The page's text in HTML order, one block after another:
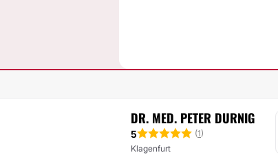
DR. MED. PETER DURNIG
5 (1)
Klagenfurt